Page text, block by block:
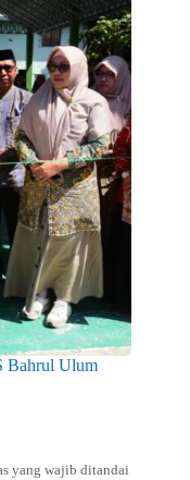
Bahrul Ulum
yang wajib ditandai